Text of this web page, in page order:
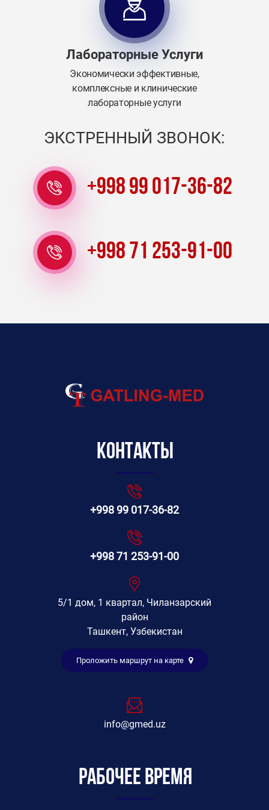
Лабораторные Услуги
Экономически эффективные,
комплексные и клинические
лабораторные услуги
ЭКСТРЕННЫЙ ЗВОНОК:
+998 99 017-36-82
+998 71 253-91-00
Контакты
+998 99 017-36-82
+998 71 253-91-00
5/1 дом, 1 квартал, Чиланзарский
район
Ташкент, Узбекистан
Проложить маршрут на карте
info@gmed.uz
Рабочее время